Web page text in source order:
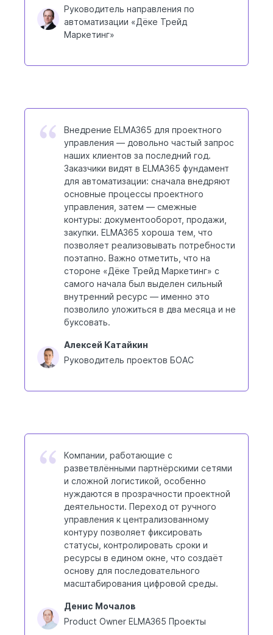
Руководитель направления по
автоматизации «Дёке Трейд
Маркетинг»
Внедрение ELMA365 для проектного
управления — довольно частый запрос
наших клиентов за последний год.
Заказчики видят в ELMA365 фундамент
для автоматизации: сначала внедряют
основные процессы проектного
управления, затем — смежные
контуры: документооборот, продажи,
закупки. ELMA365 хороша тем, что
позволяет реализовывать потребности
поэтапно. Важно отметить, что на
стороне «Дёке Трейд Маркетинг» с
самого начала был выделен сильный
внутренний ресурс — именно это
позволило уложиться в два месяца и не
буксовать.
Алексей Катайкин
Руководитель проектов БОАС
Компании, работающие с
разветвлёнными партнёрскими сетями
и сложной логистикой, особенно
нуждаются в прозрачности проектной
деятельности. Переход от ручного
управления к централизованному
контуру позволяет фиксировать
статусы, контролировать сроки и
ресурсы в едином окне, что создаёт
основу для последовательного
масштабирования цифровой среды.
Денис Мочалов
Product Owner ELMA365 Проекты